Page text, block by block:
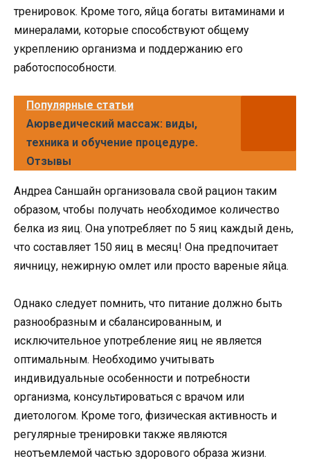
тренировок. Кроме того, яйца богаты витаминами и
минералами, которые способствуют общему
укреплению организма и поддержанию его
работоспособности.
Популярные статьи
Аюрведический массаж: виды,
техника и обучение процедуре.
Отзывы
Андреа Саншайн организовала свой рацион таким
образом, чтобы получать необходимое количество
белка из яиц. Она употребляет по 5 яиц каждый день,
что составляет 150 яиц в месяц! Она предпочитает
яичницу, нежирную омлет или просто вареные яйца.
Однако следует помнить, что питание должно быть
разнообразным и сбалансированным, и
исключительное употребление яиц не является
оптимальным. Необходимо учитывать
индивидуальные особенности и потребности
организма, консультироваться с врачом или
диетологом. Кроме того, физическая активность и
регулярные тренировки также являются
неотъемлемой частью здорового образа жизни.